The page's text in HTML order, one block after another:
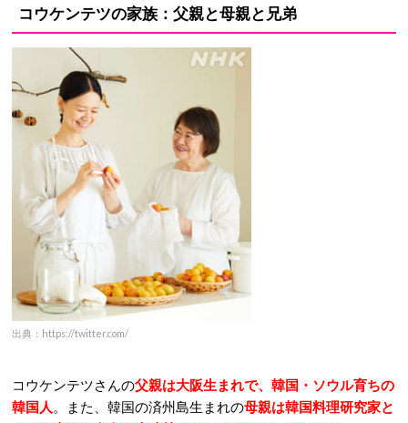
コウケンテツの家族：父親と母親と兄弟
出典：https://twitter.com/
コウケンテツさんの父親は大阪生まれで、韓国・ソウル育ちの
韓国人 。また、韓国の済州島生まれの母親は韓国料理研究家と